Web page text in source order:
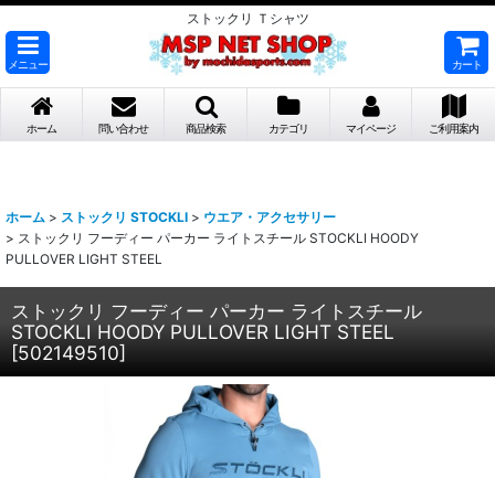
ストックリ Ｔシャツ
メニュー カート
ホーム 問い合わせ 商品検索 カテゴリ マイページ ご利用案内
ホーム > ストックリ STOCKLI > ウエア・アクセサリー
> ストックリ フーディー パーカー ライトスチール STOCKLI HOODY
PULLOVER LIGHT STEEL
ストックリ フーディー パーカー ライトスチール
STOCKLI HOODY PULLOVER LIGHT STEEL
[502149510]